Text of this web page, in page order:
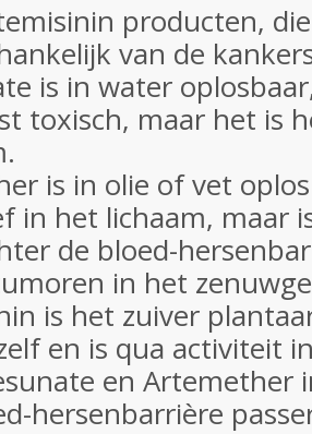
producten,
van de
is in water
toxisch, maar het is
is in olie of vet
in het lichaam, maar
de bloed-
in het
is het zuiver
en is qua activiteit
en Artemether
hersenbarrière